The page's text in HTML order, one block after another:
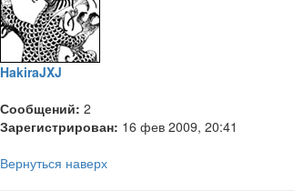
HakiraJXJ
Сообщений: 2
Зарегистрирован: 16 фев 2009, 20:41
Вернуться наверх